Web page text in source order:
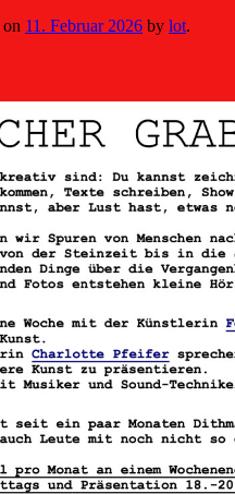
on 11. Februar 2026 by lot.